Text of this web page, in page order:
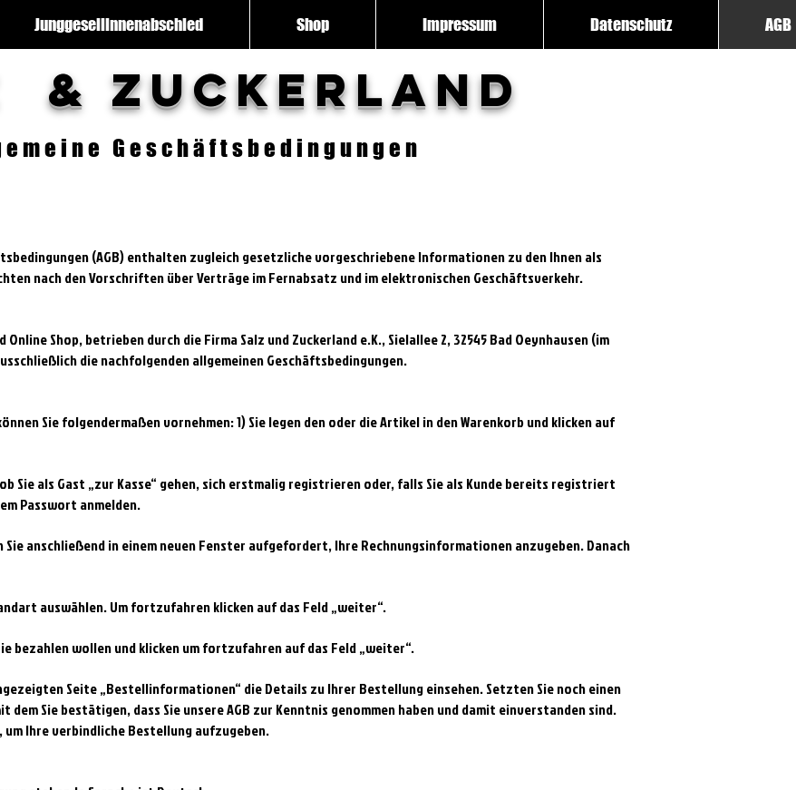
Junggesellinnenabschied Shop Impressum Datenschutz AGB
& Zuckerland
Geschäftsbedingungen
(AGB) enthalten zugleich gesetzliche vorgeschriebene Informationen zu den Ihnen als
nach den Vorschriften über Verträge im Fernabsatz und im elektronischen Geschäftsverkehr.
Shop, betrieben durch die Firma Salz und Zuckerland e.K., Sielallee 2, 32545 Bad Oeynhausen (im
die nachfolgenden allgemeinen Geschäftsbedingungen.
Sie folgendermaßen vornehmen: 1) Sie legen den oder die Artikel in den Warenkorb und klicken auf
Sie als Gast „zur Kasse“ gehen, sich erstmalig registrieren oder, falls Sie als Kunde bereits registriert
Passwort anmelden.
anschließend in einem neuen Fenster aufgefordert, Ihre Rechnungsinformationen anzugeben. Danach
auswählen. Um fortzufahren klicken auf das Feld „weiter“.
bezahlen wollen und klicken um fortzufahren auf das Feld „weiter“.
Seite „Bestellinformationen“ die Details zu Ihrer Bestellung einsehen. Setzten Sie noch einen
dem Sie bestätigen, dass Sie unsere AGB zur Kenntnis genommen haben und damit einverstanden sind.
um Ihre verbindliche Bestellung aufzugeben.